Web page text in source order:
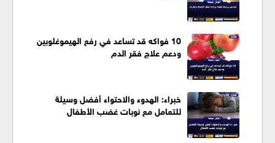
10 فواكه قد تساعد في رفع الهيموغلوبين
ودعم علاج فقر الدم
خبراء: الهدوء والاحتواء أفضل وسيلة
للتعامل مع نوبات غضب الأطفال